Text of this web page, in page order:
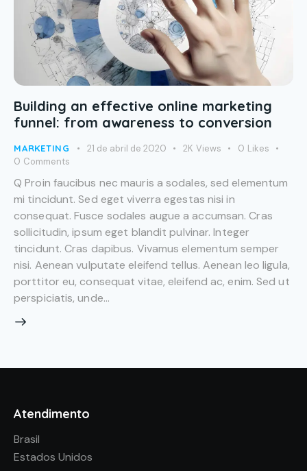
Building an effective online marketing
funnel: from awareness to conversion
MARKETING 21 de abril de 2020 2K Views 0 Likes
0 Comments
Q Proin faucibus nec mauris a sodales, sed elementum
mi tincidunt. Sed eget viverra egestas nisi in
consequat. Fusce sodales augue a accumsan. Cras
sollicitudin, ipsum eget blandit pulvinar. Integer
tincidunt. Cras dapibus. Vivamus elementum semper
nisi. Aenean vulputate eleifend tellus. Aenean leo ligula,
porttitor eu, consequat vitae, eleifend ac, enim. Sed ut
perspiciatis, unde…
Atendimento
Brasil
Estados Unidos